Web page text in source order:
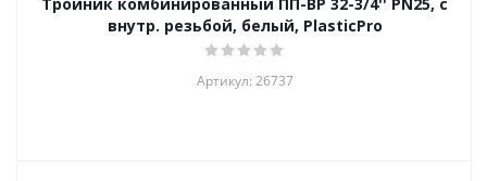
внутр. резьбой, белый, PlasticPro
Артикул: 26737